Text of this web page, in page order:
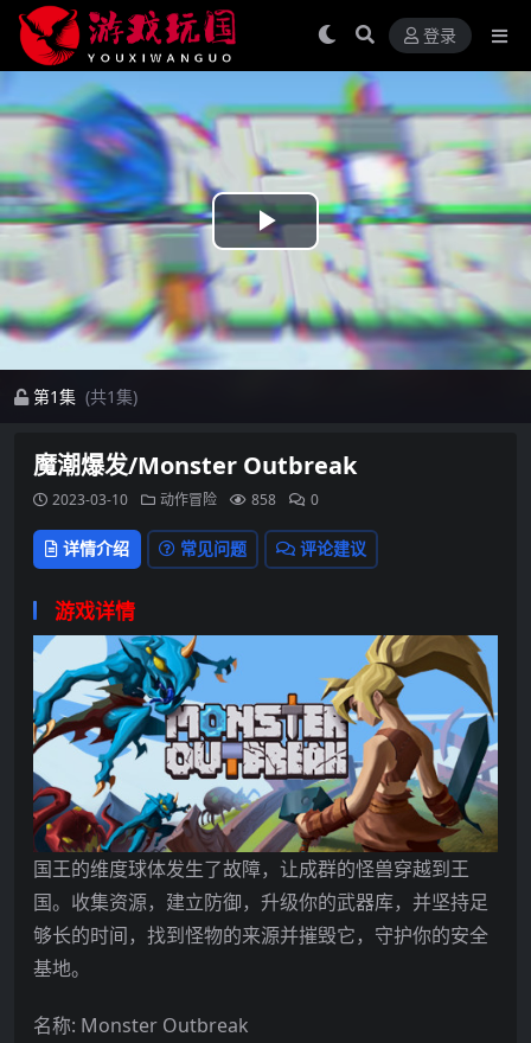
登录
Play
Video
第1集 (共1集)
魔潮爆发/Monster Outbreak
2023-03-10 动作冒险 858 0
详情介绍 常见问题 评论建议
游戏详情
国王的维度球体发生了故障，让成群的怪兽穿越到王
国。收集资源，建立防御，升级你的武器库，并坚持足
够长的时间，找到怪物的来源并摧毁它，守护你的安全
基地。
名称: Monster Outbreak